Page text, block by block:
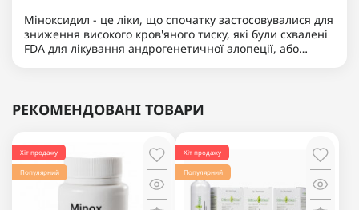
Міноксидил - це ліки, що спочатку застосовувалися для
зниження високого кров'яного тиску, які були схвалені
FDA для лікування андрогенетичної алопеції, або
РЕКОМЕНДОВАНІ ТОВАРИ
Хіт продажу
Популярний
Хіт продажу
Популярний